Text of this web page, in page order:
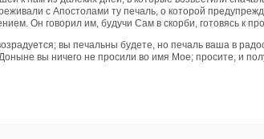
с Апостолами ту печаль, о которой
Он говорил им, будучи Сам в скорби, готовясь к
вы печальны будете, но печаль ваша в
вы ничего не просили во имя Мое; просите, и